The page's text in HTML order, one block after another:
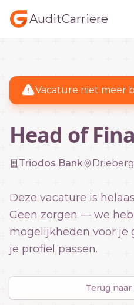
AuditCarriere
Vacature niet meer
Head of
Triodos Bank
Deze vacature is
Geen zorgen — we
mogelijkheden voor je
je profiel passen.
Terug